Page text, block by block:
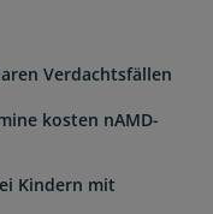
Verdachtsfällen
kosten nAMD-
Kindern mit